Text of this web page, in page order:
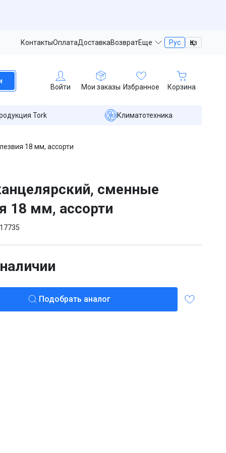
КонтактыОплатаДоставкаВозвратЕще Рус Қаз
Войти Мои заказы Избранное Корзина
Tork Климатотехника
18 мм, ассорти
сменные
18 мм, ассорти
17735
Подобрать аналог